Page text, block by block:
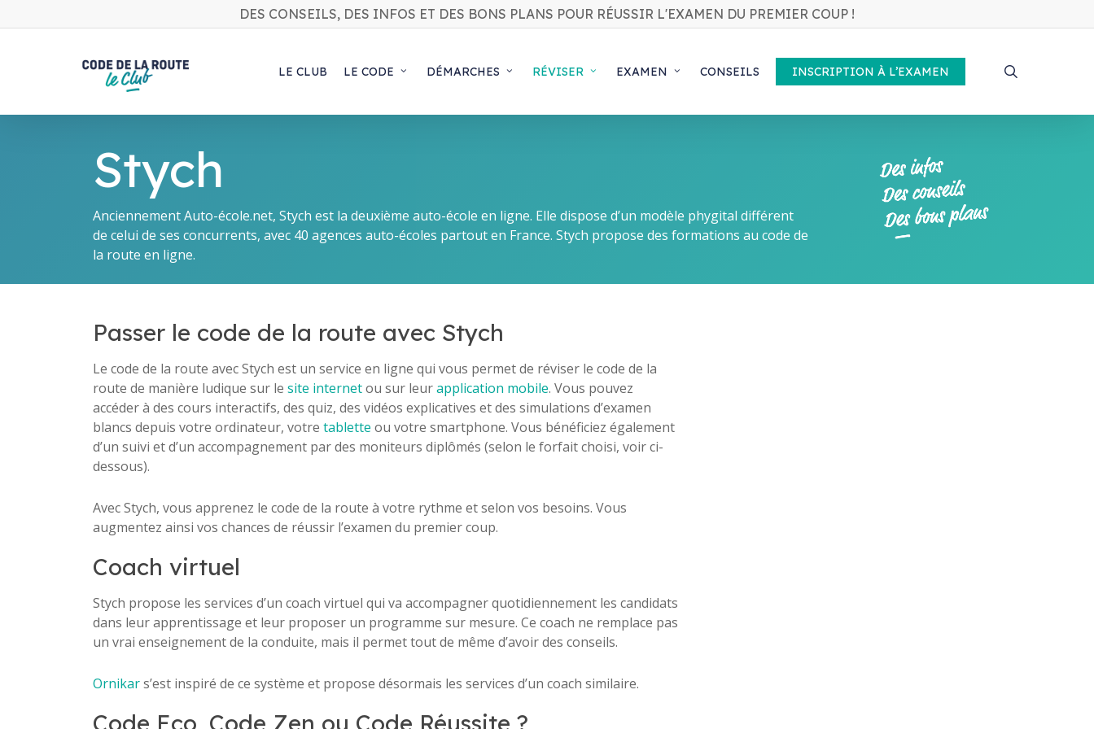
to
DES CONSEILS, DES INFOS ET DES BONS PLANS POUR RÉUSSIR L'EXAMEN DU PREMIER COUP !
LE CLUB LE CODE DÉMARCHES RÉVISER EXAMEN CONSEILS INSCRIPTION À L’EXAMEN
Stych
Anciennement Auto-école.net, Stych est la deuxième auto-école en ligne. Elle dispose d’un modèle phygital différent
de celui de ses concurrents, avec 40 agences auto-écoles partout en France. Stych propose des formations au code de
la route en ligne.
Passer le code de la route avec Stych
Le code de la route avec Stych est un service en ligne qui vous permet de réviser le code de la
route de manière ludique sur le site internetou sur leurapplication mobile. Vous pouvez
accéder à des cours interactifs, des quiz, des vidéos explicatives et des simulations d’examen
blancs depuis votre ordinateur, votre tablette ou votre smartphone. Vous bénéficiez également
d’un suivi et d’un accompagnement par des moniteurs diplômés (selon le forfait choisi, voir ci-
dessous).
Avec Stych, vous apprenez le code de la route à votre rythme et selon vos besoins. Vous
augmentez ainsi vos chances de réussir l’examen du premier coup.
Coach virtuel
Stych propose les services d’un coach virtuel qui va accompagner quotidiennement les candidats
dans leur apprentissage et leur proposer un programme sur mesure. Ce coach ne remplace pas
un vrai enseignement de la conduite, mais il permet tout de même d’avoir des conseils.
Ornikars’est inspiré de ce système et propose désormais les services d’un coach similaire.
Code Eco, Code Zen ou Code Réussite ?